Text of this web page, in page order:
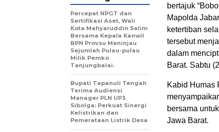
bertajuk
Mapolda
ketertiban
tersebut
dalam
Barat. Sabtu
Kabid Humas
bersama
Jawa Barat.
Percepat NPGT dan
Sertifikasi Aset, Wali
Kota Mahyaruddin Salim
Bersama Kepala Kanwil
BPN Provsu Meninjau
Sejumlah Pulau-pulau
Milik Pemko
Tanjungbalai.
Bupati Tapanuli Tengah
Terima Audiensi
Manager PLN UP3
Sibolga: Perkuat Sinergi
Kelistrikan dan
Pemerataan Listrik Desa